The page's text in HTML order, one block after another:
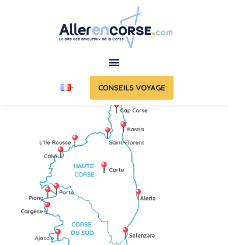
CONSEILS VOYAGE